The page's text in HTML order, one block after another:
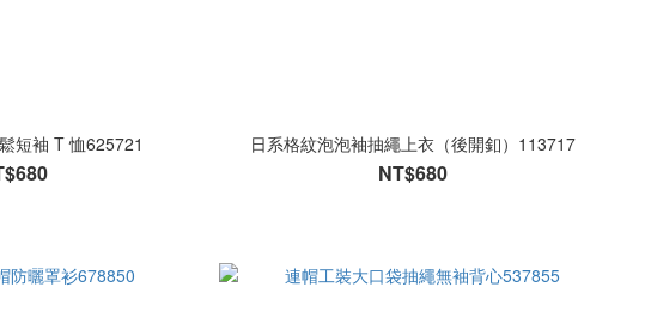
短袖 T 恤625721 日系格紋泡泡袖抽繩上衣（後開釦）113717
NT$680